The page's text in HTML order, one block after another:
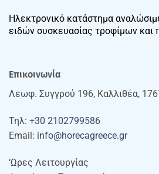
Ηλεκτρονικό κατάστημα
ειδών συσκευασίας τροφίμων και
Επικοινωνία
Λεωφ. Συγγρού 196, Καλλιθέα,
Τηλ: +30 2102799586
Email: info@horecagreece.gr
‘Ωρες Λειτουργίας